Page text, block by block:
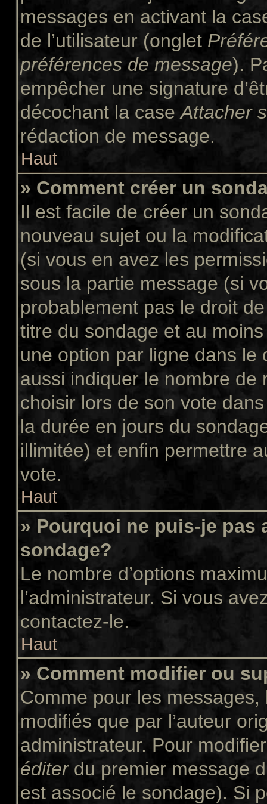
messages en activant la
de l’utilisateur (onglet
préférences de message).
empêcher une signature
décochant la caseAttacher
rédaction de message.
Haut
» Comment créer un
Il est facile de créer un
nouveau sujet ou la
(si vous en avez les
sous la partie message (si
probablement pas le droit
titre du sondage et au
une option par ligne dans le
aussi indiquer le nombre de
choisir lors de son vote
la durée en jours du
illimitée) et enfin permettre
vote.
Haut
» Pourquoi ne puis-je pas
sondage?
Le nombre d’options
l’administrateur. Si vous
contactez-le.
Haut
» Comment modifier ou
Comme pour les
modifiés que par l’auteur
administrateur. Pour
éditerdu premier message
est associé le sondage). Si